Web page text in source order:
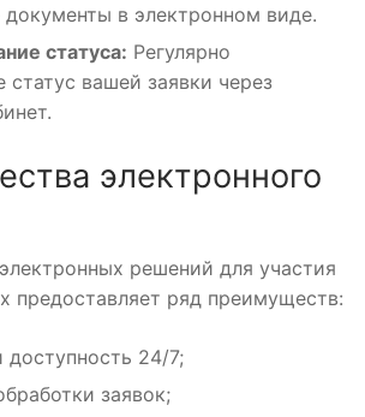
в электронном виде.
статуса: Регулярно
статус вашей заявки через
электронного
решений для участия
предоставляет ряд преимуществ:
доступность 24/7;
заявок;